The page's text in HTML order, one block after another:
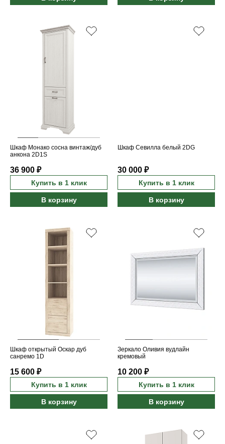
Шкаф Монако сосна винтаж/дуб
анкона 2D1S
36 900 ₽
Купить в 1 клик
В корзину
Шкаф Севилла белый 2DG
30 000 ₽
Купить в 1 клик
В корзину
Шкаф открытый Оскар дуб
санремо 1D
15 600 ₽
Купить в 1 клик
В корзину
Зеркало Оливия вудлайн
кремовый
10 200 ₽
Купить в 1 клик
В корзину